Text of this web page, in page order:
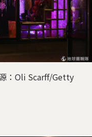
：Oli Scarff/Getty